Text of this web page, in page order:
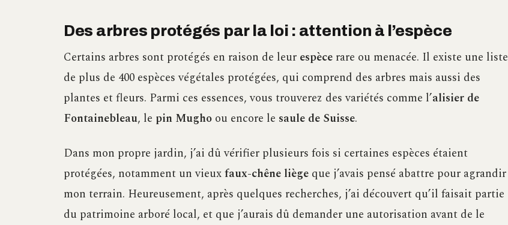
Des arbres protégés par la loi : attention à l’espèce
Certains arbres sont protégés en raison de leur espèce rare ou menacée. Il existe une liste
de plus de 400 espèces végétales protégées, qui comprend des arbres mais aussi des
plantes et fleurs. Parmi ces essences, vous trouverez des variétés comme l’alisier de
Fontainebleau, le pin Mugho ou encore le saule de Suisse.
Dans mon propre jardin, j’ai dû vérifier plusieurs fois si certaines espèces étaient
protégées, notamment un vieuxfaux-chêne liège que j’avais pensé abattre pour agrandir
mon terrain. Heureusement, après quelques recherches, j’ai découvert qu’il faisait partie
du patrimoine arboré local, et que j’aurais dû demander une autorisation avant de le